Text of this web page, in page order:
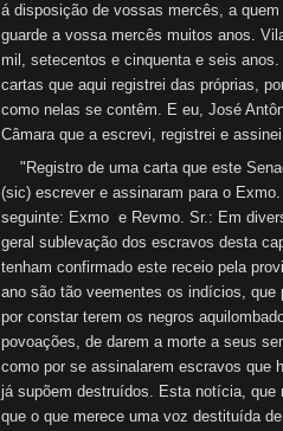
á disposição de vossas mercês, a
guarde a vossa mercês muitos anos.
mil, setecentos e cinquenta e seis
cartas que aqui registrei das próprias,
como nelas se contêm. E eu, José
Câmara que a escrevi, registrei e
"Registro de uma carta que este
(sic) escrever e assinaram para o
seguinte: Exmo e Revmo. Sr.: Em
geral sublevação dos escravos desta
tenham confirmado este receio pela
ano são tão veementes os indícios,
por constar terem os negros
povoações, de darem a morte a seus
como por se assinalarem escravos que
já supõem destruídos. Esta notícia,
que o que merece uma voz destituída